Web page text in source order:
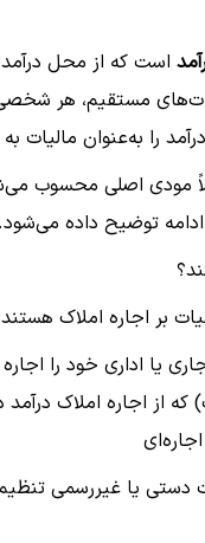
است که از محل
مستقیم، هر
را به‌عنوان مالیات
مودی اصلی محسوب
توضیح داده می‌شود.
بر اجاره املاک
اداری خود را اجاره
اجاره املاک درآمد
دستی یا غیررسمی